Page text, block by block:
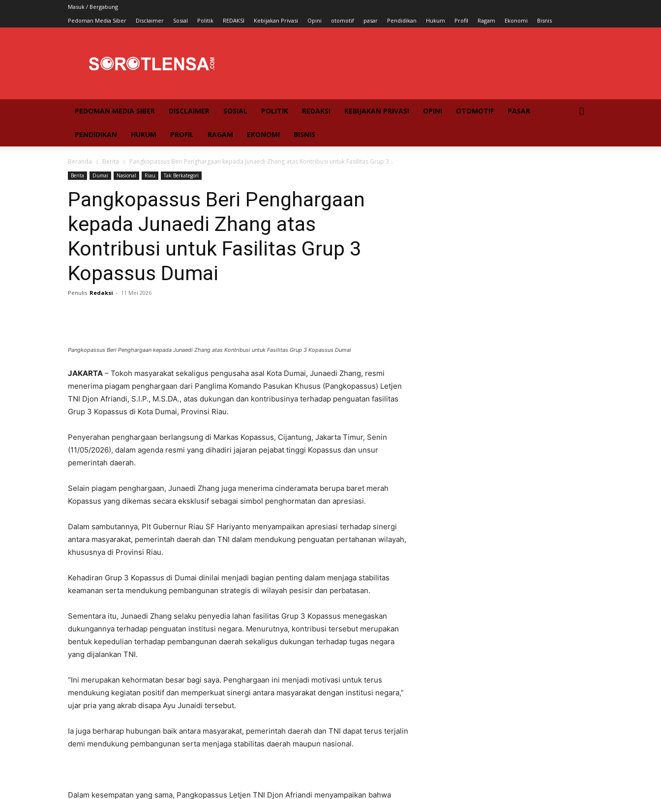
Masuk / Bergabung
Pedoman Media Siber
Disclaimer Sosial Politik REDAKSI Kebijakan Privasi Opini otomotif pasar Pendidikan Hukum Profil Ragam Ekonomi Bisnis
PEDOMAN MEDIA SIBER DISCLAIMER SOSIAL POLITIK REDAKSI KEBIJAKAN PRIVASI OPINI OTOMOTIF PASAR
PENDIDIKAN HUKUM PROFIL RAGAM EKONOMI BISNIS
Beranda Berita Pangkopassus Beri Penghargaan kepada Junaedi Zhang atas Kontribusi untuk Fasilitas Grup 3...
Berita Dumai Nasional Riau Tak Berkategori
Pangkopassus Beri Penghargaan
kepada Junaedi Zhang atas
Kontribusi untuk Fasilitas Grup 3
Kopassus Dumai
Penulis Redaksi - 11 Mei 2026
Pangkopassus Beri Penghargaan kepada Junaedi Zhang atas Kontribusi untuk Fasilitas Grup 3 Kopassus Dumai
JAKARTA – Tokoh masyarakat sekaligus pengusaha asal Kota Dumai, Junaedi Zhang, resmi
menerima piagam penghargaan dari Panglima Komando Pasukan Khusus (Pangkopassus) Letjen
TNI Djon Afriandi, S.I.P., M.S.DA., atas dukungan dan kontribusinya terhadap penguatan fasilitas
Grup 3 Kopassus di Kota Dumai, Provinsi Riau.
Penyerahan penghargaan berlangsung di Markas Kopassus, Cijantung, Jakarta Timur, Senin
(11/05/2026), dalam agenda resmi yang dihadiri jajaran pejabat tinggi Kopassus dan unsur
pemerintah daerah.
Selain piagam penghargaan, Junaedi Zhang juga menerima cinderamata berupa baret merah
Kopassus yang dikemas secara eksklusif sebagai simbol penghormatan dan apresiasi.
Dalam sambutannya, Plt Gubernur Riau SF Hariyanto menyampaikan apresiasi terhadap sinergi
antara masyarakat, pemerintah daerah dan TNI dalam mendukung penguatan pertahanan wilayah,
khususnya di Provinsi Riau.
Kehadiran Grup 3 Kopassus di Dumai dinilai menjadi bagian penting dalam menjaga stabilitas
keamanan serta mendukung pembangunan strategis di wilayah pesisir dan perbatasan.
Sementara itu, Junaedi Zhang selaku penyedia lahan fasilitas Grup 3 Kopassus menegaskan
dukungannya terhadap penguatan institusi negara. Menurutnya, kontribusi tersebut merupakan
bentuk kepedulian terhadap pembangunan daerah sekaligus dukungan terhadap tugas negara
yang dijalankan TNI.
“Ini merupakan kehormatan besar bagi saya. Penghargaan ini menjadi motivasi untuk terus
mendukung kegiatan positif dan memperkuat sinergi antara masyarakat dengan institusi negara,”
ujar pria yang akrab disapa Ayu Junaidi tersebut.
Ia juga berharap hubungan baik antara masyarakat, pemerintah daerah dan TNI dapat terus terjalin
demi mendukung pembangunan serta menjaga stabilitas daerah maupun nasional.
Dalam kesempatan yang sama, Pangkopassus Letjen TNI Djon Afriandi menyampaikan bahwa